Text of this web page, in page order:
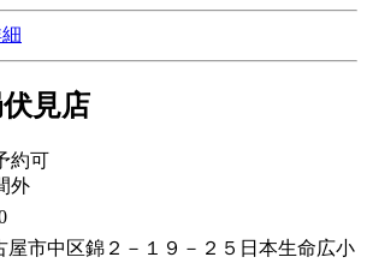
見店
約可
外
屋市中区錦２－１９－２５日本生命広小